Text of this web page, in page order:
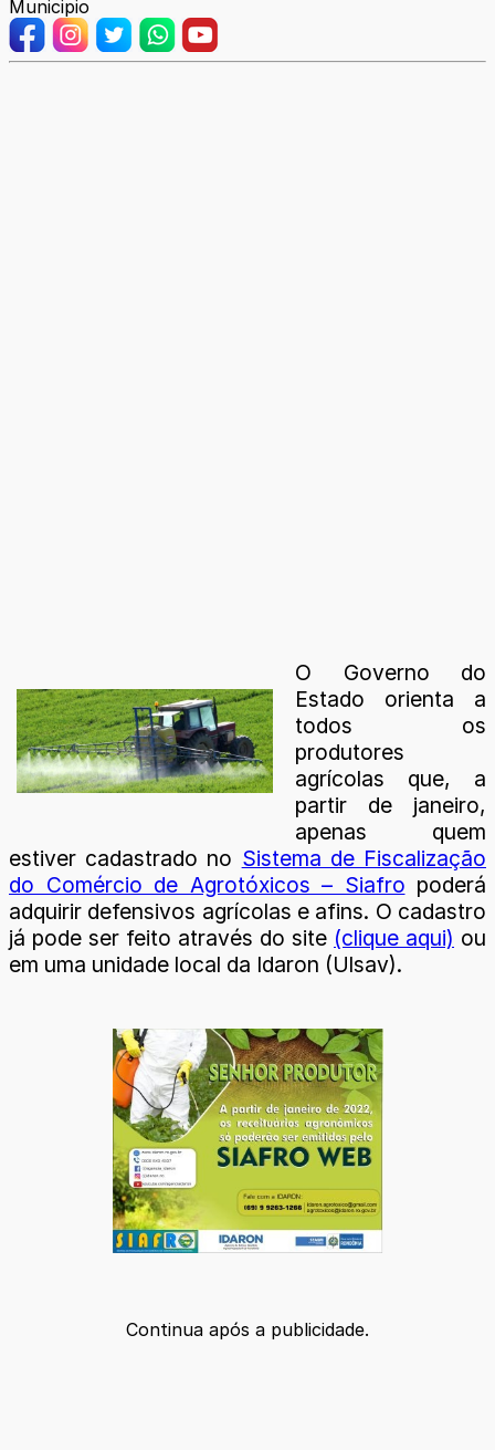
Municipio
O Governo do
Estado orienta a
todos os
produtores
agrícolas que, a
partir de janeiro,
apenas quem
estiver cadastrado no Sistema de Fiscalização
do Comércio de Agrotóxicos – Siafro poderá
adquirir defensivos agrícolas e afins. O cadastro
já pode ser feito através do site (clique aqui) ou
em uma unidade local da Idaron (Ulsav).
Continua após a publicidade.